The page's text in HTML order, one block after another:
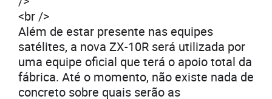
<br />
Além de estar presente nas equipes
satélites, a nova ZX-10R será utilizada por
uma equipe oficial que terá o apoio total da
fábrica. Até o momento, não existe nada de
concreto sobre quais serão as